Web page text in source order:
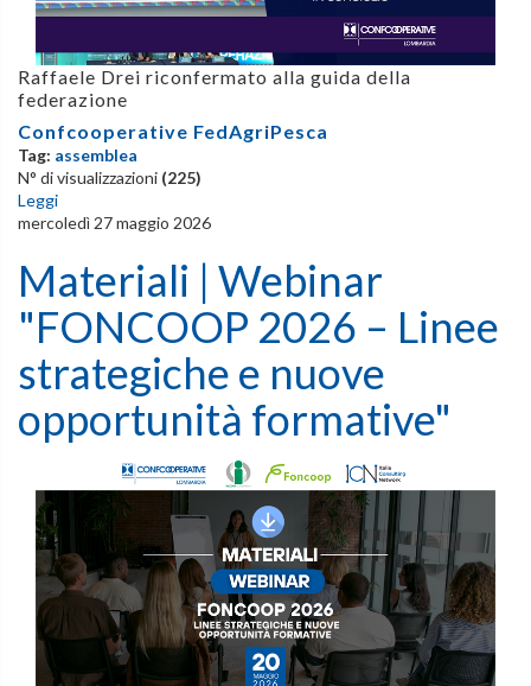
Raffaele Drei riconfermato alla guida della
federazione
Confcooperative FedAgriPesca
Tag: assemblea
N° di visualizzazioni (225)
Leggi
mercoledì 27 maggio 2026
Materiali | Webinar
"FONCOOP 2026 – Linee
strategiche e nuove
opportunità formative"